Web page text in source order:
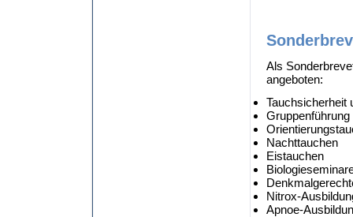
Als
angeboten:
Tauchsicherheit
Gruppenführung
Nachttauchen
Eistauchen
Nitrox-
Apnoe-